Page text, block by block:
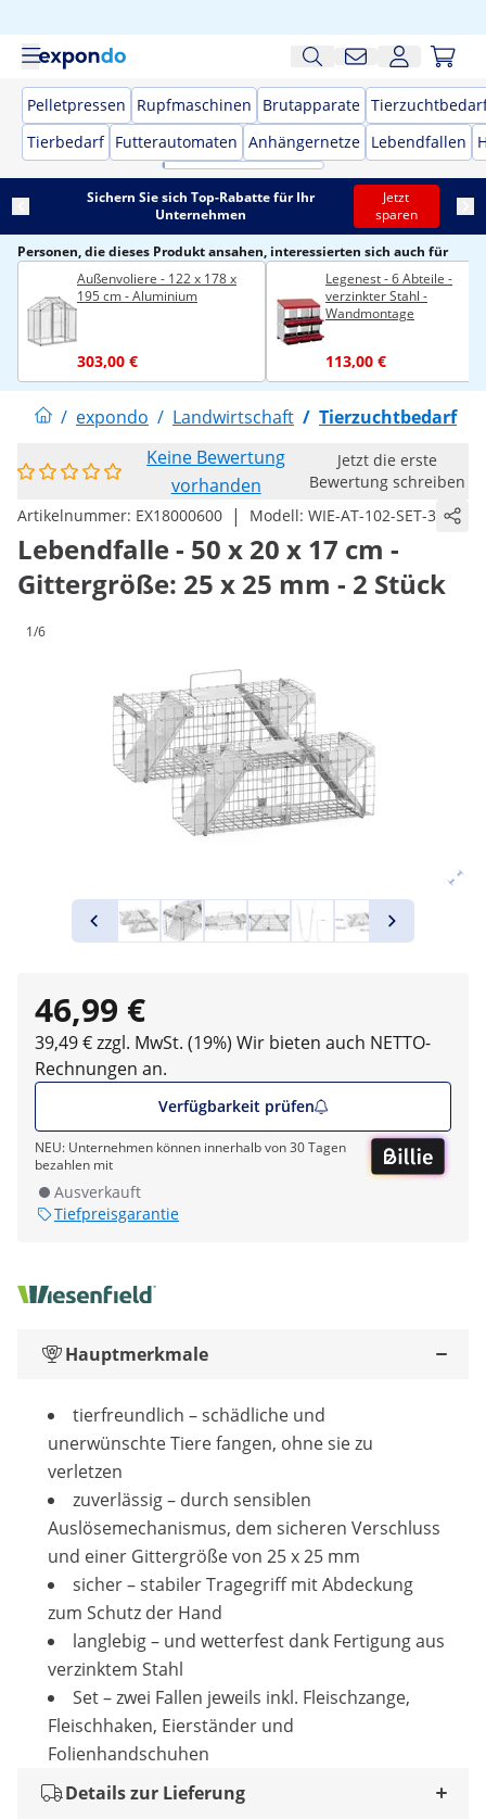
Pelletpressen Rupfmaschinen Brutapparate
Tierbedarf Futterautomaten Anhängernetze Lebendfallen
Sichern Sie sich Top-Rabatte für Ihr
Unternehmen
Jetzt
sparen
Personen, die dieses Produkt ansahen, interessierten sich auch für
Außenvoliere - 122 x 178 x
195 cm - Aluminium
303,00 €
Legenest - 6 Abteile -
verzinkter Stahl -
Wandmontage
113,00 €
/ expondo / Landwirtschaft / Tierzuchtbedarf
Keine Bewertung
vorhanden
Jetzt die erste
Bewertung schreiben
Artikelnummer: EX18000600 | Modell: WIE-AT-102-SET-3
Lebendfalle - 50 x 20 x 17 cm -
Gittergröße: 25 x 25 mm - 2 Stück
1/6
46,99 €
39,49 € zzgl. MwSt. (19%) Wir bieten auch NETTO-
Rechnungen an.
Verfügbarkeit prüfen
NEU: Unternehmen können innerhalb von 30 Tagen
bezahlen mit
Ausverkauft
Tiefpreisgarantie
Hauptmerkmale
tierfreundlich – schädliche und
unerwünschte Tiere fangen, ohne sie zu
verletzen
zuverlässig – durch sensiblen
Auslösemechanismus, dem sicheren Verschluss
und einer Gittergröße von 25 x 25 mm
sicher – stabiler Tragegriff mit Abdeckung
zum Schutz der Hand
langlebig – und wetterfest dank Fertigung aus
verzinktem Stahl
Set – zwei Fallen jeweils inkl. Fleischzange,
Fleischhaken, Eierständer und
Folienhandschuhen
Details zur Lieferung